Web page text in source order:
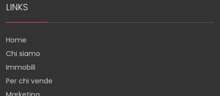
LINKS
Home
Chi siamo
Immobili
Per chi vende